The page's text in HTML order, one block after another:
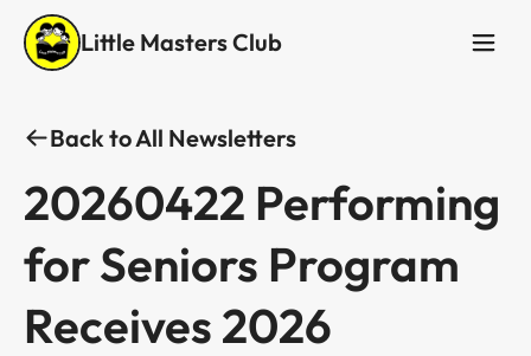
Little Masters Club
Back to All Newsletters
20260422 Performing
for Seniors Program
Receives 2026